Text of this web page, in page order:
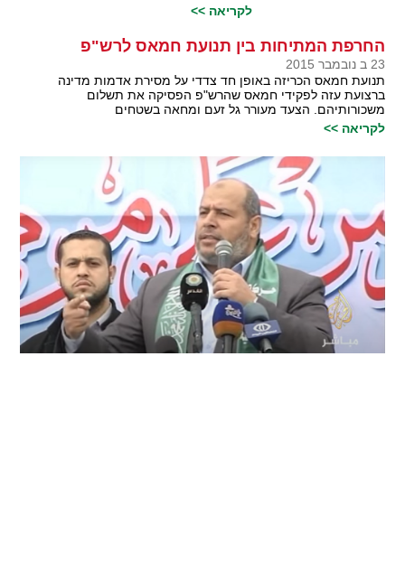
לקריאה >>
החרפת המתיחות בין תנועת חמאס לרש"פ
23 ב נובמבר 2015
תנועת חמאס הכריזה באופן חד צדדי על מסירת אדמות מדינה
ברצועת עזה לפקידי חמאס שהרש"פ הפסיקה את תשלום
משכורותיהם. הצעד מעורר גל זעם ומחאה בשטחים
לקריאה >>